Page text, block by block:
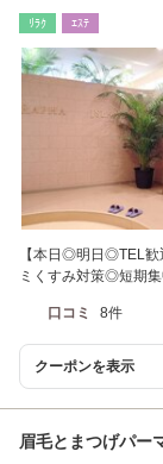
ﾘﾗｸ ｴｽﾃ
【本日◎明日◎TEL
ミくすみ対策◎短期
口コミ 8件
クーポンを表示
眉毛とまつげパ